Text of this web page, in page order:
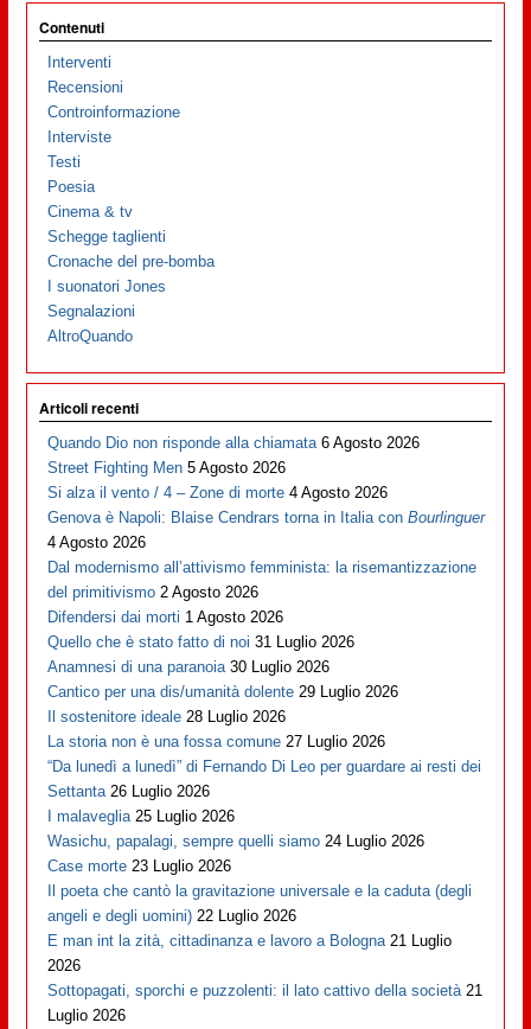
Contenuti
Interventi
Recensioni
Controinformazione
Interviste
Testi
Poesia
Cinema & tv
Schegge taglienti
Cronache del pre-bomba
I suonatori Jones
Segnalazioni
AltroQuando
Articoli recenti
Quando Dio non risponde alla chiamata 6 Agosto 2026
Street Fighting Men 5 Agosto 2026
Si alza il vento / 4 – Zone di morte 4 Agosto 2026
Genova è Napoli: Blaise Cendrars torna in Italia conBourlinguer
4 Agosto 2026
Dal modernismo all’attivismo femminista: la risemantizzazione
del primitivismo 2 Agosto 2026
Difendersi dai morti 1 Agosto 2026
Quello che è stato fatto di noi 31 Luglio 2026
Anamnesi di una paranoia 30 Luglio 2026
Cantico per una dis/umanità dolente 29 Luglio 2026
Il sostenitore ideale 28 Luglio 2026
La storia non è una fossa comune 27 Luglio 2026
“Da lunedì a lunedì” di Fernando Di Leo per guardare ai resti dei
Settanta 26 Luglio 2026
I malaveglia 25 Luglio 2026
Wasichu, papalagi, sempre quelli siamo 24 Luglio 2026
Case morte 23 Luglio 2026
Il poeta che cantò la gravitazione universale e la caduta (degli
angeli e degli uomini) 22 Luglio 2026
E man int la zità, cittadinanza e lavoro a Bologna 21 Luglio
2026
Sottopagati, sporchi e puzzolenti: il lato cattivo della società 21
Luglio 2026